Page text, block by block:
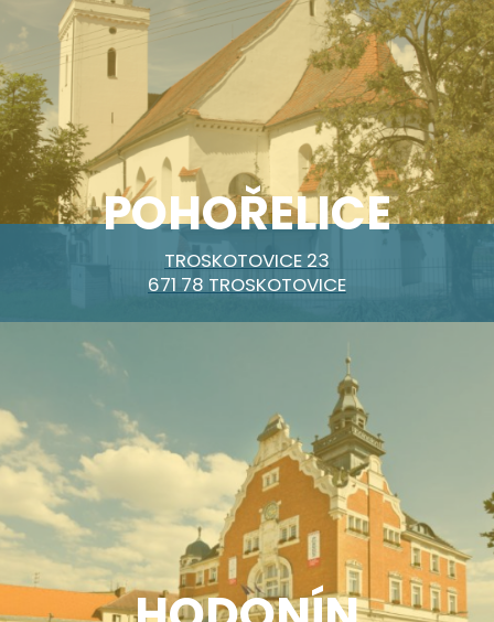
POHOŘELICE
TROSKOTOVICE 23
671 78 TROSKOTOVICE